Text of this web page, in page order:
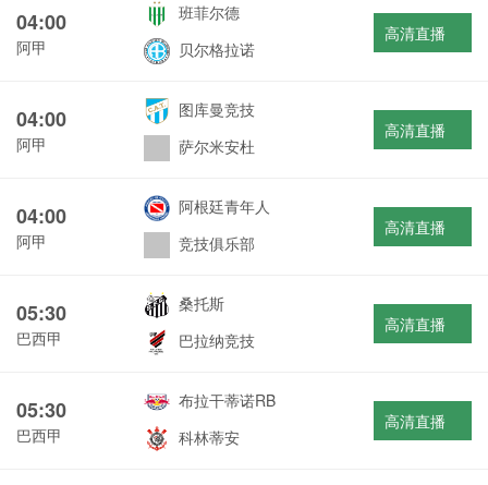
04:00
阿甲
班菲尔德
贝尔格拉诺
高清直播
04:00
阿甲
图库曼竞技
萨尔米安杜
高清直播
04:00
阿甲
阿根廷青年人
竞技俱乐部
高清直播
05:30
巴西甲
桑托斯
巴拉纳竞技
高清直播
05:30
巴西甲
布拉干蒂诺RB
科林蒂安
高清直播